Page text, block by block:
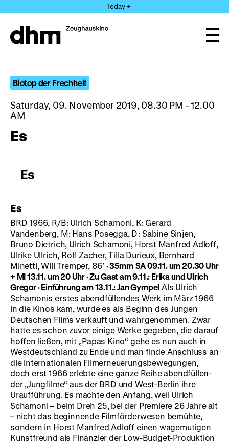
directly
the
Today +
Biotop der Frechheit
Saturday, 09. November 2019, 08.30 PM - 12.00
AM
Es
Es
Es
BRD 1966, R/B: Ulrich Schamoni, K: Gerard
Vandenberg, M: Hans Posegga, D: Sabine Sinjen,
Bruno Dietrich, Ulrich Schamoni, Horst Manfred Adloff,
Ulrike Ullrich, Rolf Zacher, Tilla Durieux, Bernhard
Minetti, Will Tremper, 86’ ·35mm SA 09.11. um 20.30 Uhr
+ MI 13.11. um 20 Uhr·Zu Gast am 9.11.: Erika und Ulrich
Gregor·Einführung am 13.11.: Jan Gympel Als Ulrich
Schamonis erstes abendfüllendes Werk im März 1966
in die Ki­nos kam, wurde es als Beginn des Jungen
Deut­schen Films verkauft und wahrgenommen. Zwar
hatte es schon zu­vor einige Werke gegeben, die darauf
hoffen ließen, mit „Papas Kino“ gehe es nun auch in
Westdeutschland zu Ende und man finde Anschluss an
die inter­nationalen Filmerneuerungs­bewegungen,
doch erst 1966 erlebte eine ganze Reihe abend­füllen­
der „Jungfilme“ aus der BRD und West-Berlin ihre
Uraufführung. Es machte den Anfang, weil Ulrich
Schamoni – beim Dreh 25, bei der Premiere 26 Jahre alt
– nicht das beginnende Filmförderwesen bemühte,
sondern in Horst Manfred Adloff einen wagemutigen
Kunstfreund als Finanzier der Low-Budget-Produktion